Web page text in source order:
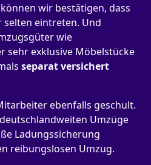
wir bestätigen, dass
selten eintreten. Und
wie
sehr exklusive Möbelstücke
separat versichert
ebenfalls geschult.
Umzüge
Ladungssicherung
reibungslosen Umzug.